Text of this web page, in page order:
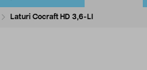
Laturi Cocraft HD 3,6-LI